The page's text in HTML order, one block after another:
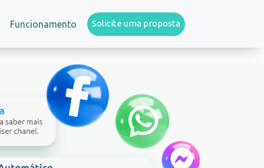
Funcionamento Solicite uma proposta